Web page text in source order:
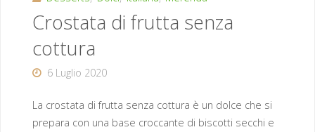
Crostata di frutta senza
cottura
6 Luglio 2020
La crostata di frutta senza cottura è un dolce che si
prepara con una base croccante di biscotti secchi e